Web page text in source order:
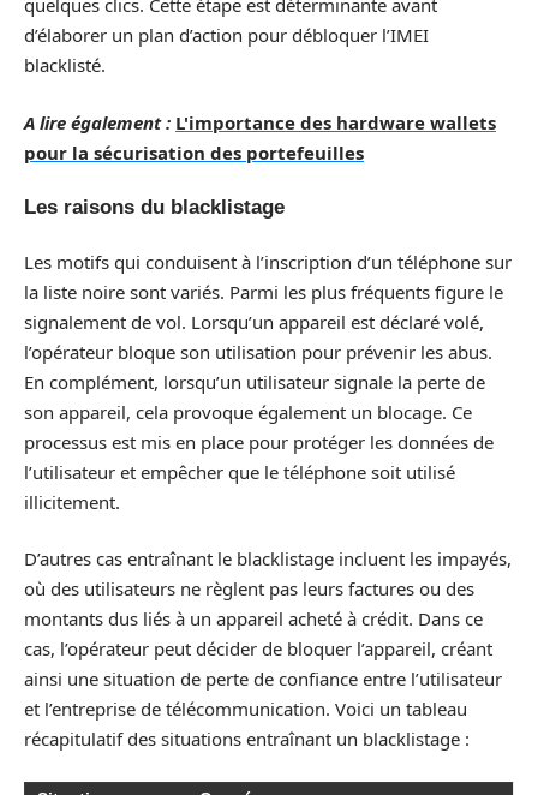
quelques clics. Cette étape est déterminante avant
d’élaborer un plan d’action pour débloquer l’IMEI
blacklisté.
A lire également : L'importance des hardware wallets
pour la sécurisation des portefeuilles
Les raisons du blacklistage
Les motifs qui conduisent à l’inscription d’un téléphone sur
la liste noire sont variés. Parmi les plus fréquents figure le
signalement de vol. Lorsqu’un appareil est déclaré volé,
l’opérateur bloque son utilisation pour prévenir les abus.
En complément, lorsqu’un utilisateur signale la perte de
son appareil, cela provoque également un blocage. Ce
processus est mis en place pour protéger les données de
l’utilisateur et empêcher que le téléphone soit utilisé
illicitement.
D’autres cas entraînant le blacklistage incluent les impayés,
où des utilisateurs ne règlent pas leurs factures ou des
montants dus liés à un appareil acheté à crédit. Dans ce
cas, l’opérateur peut décider de bloquer l’appareil, créant
ainsi une situation de perte de confiance entre l’utilisateur
et l’entreprise de télécommunication. Voici un tableau
récapitulatif des situations entraînant un blacklistage :